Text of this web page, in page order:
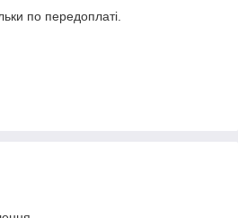
по передоплаті.